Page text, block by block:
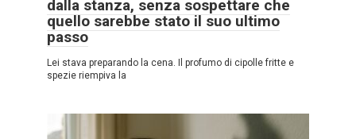
dalla stanza, senza sospettare che
quello sarebbe stato il suo ultimo
passo
Lei stava preparando la cena. Il profumo di cipolle fritte e
spezie riempiva la